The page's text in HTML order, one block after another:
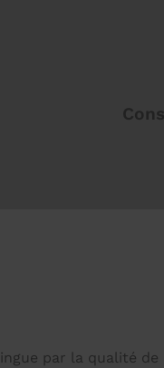
par la qualité